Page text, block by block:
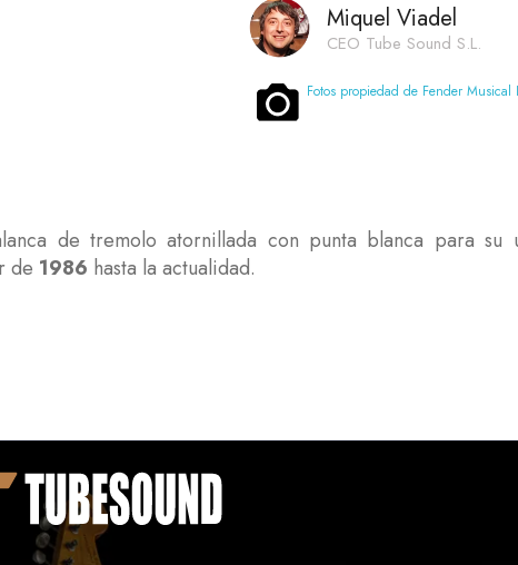
Miquel Viadel
CEO Tube Sound S.L.
Fotos propiedad de Fender
de tremolo atornillada con punta blanca para su
de 1986 hasta la actualidad.